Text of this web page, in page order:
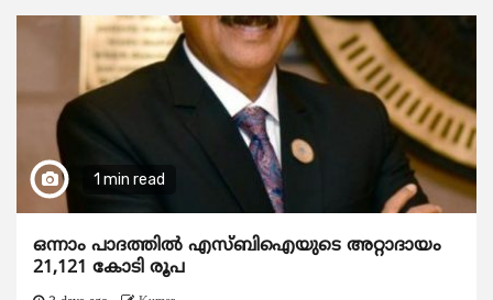
1 min read
ഒന്നാം പാദത്തിൽ എസ്ബിഐയുടെ അറ്റാദായം
21,121 കോടി രൂപ